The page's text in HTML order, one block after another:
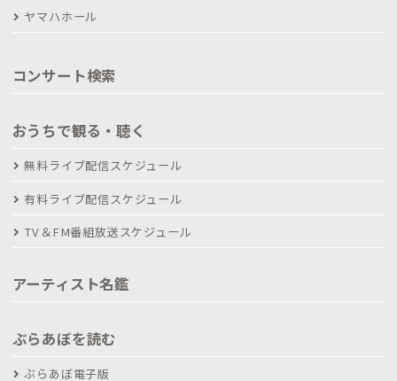
ヤマハホール
コンサート検索
おうちで観る・聴く
無料ライブ配信スケジュール
有料ライブ配信スケジュール
TV＆FM番組放送スケジュール
アーティスト名鑑
ぶらあぼを読む
ぶらあぼ電子版